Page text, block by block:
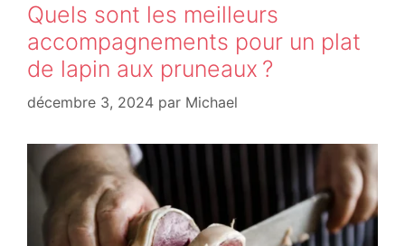
Quels sont les meilleurs
accompagnements pour un plat
de lapin aux pruneaux ?
décembre 3, 2024 par Michael